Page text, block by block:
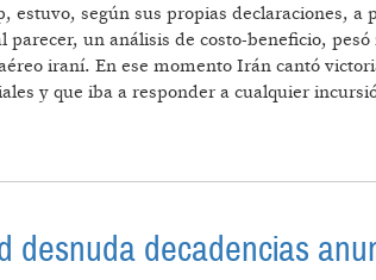
estuvo, según sus propias declaraciones,
parecer, un análisis de costo-beneficio,
iraní. En ese momento Irán cantó
y que iba a responder a cualquier
desnuda decadencias